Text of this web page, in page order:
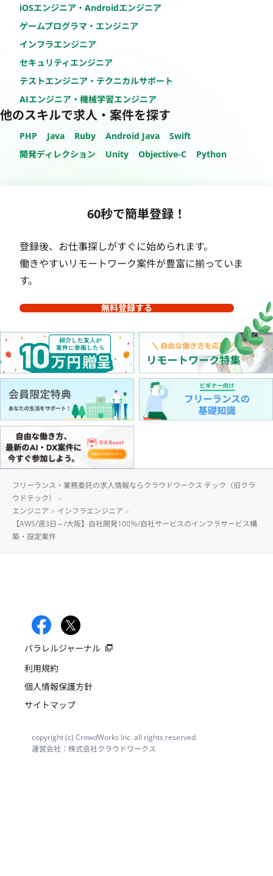
iOSエンジニア・Androidエンジニア
ゲームプログラマ・エンジニア
インフラエンジニア
セキュリティエンジニア
テストエンジニア・テクニカルサポート
AIエンジニア・機械学習エンジニア
他のスキルで求人・案件を探す
PHP Java Ruby Android Java
Swift
開発ディレクション
Unity Objective-C Python
60秒で簡単登録！
登録後、お仕事探しがすぐに始められます。
働きやすいリモートワーク案件が豊富に揃っていま
す。
無料登録する
フリーランス・業務委託の求人情報ならクラウドワークス テック（旧クラ
ウドテック）
エンジニア
インフラエンジニア
【AWS/週3日～/大阪】自社開発100％/自社サービスのインフラサービス構
築・設定案件
パラレルジャーナル
利用規約
個人情報保護方針
サイトマップ
copyright (c) CrowdWorks Inc. all rights reserved.
運営会社：株式会社クラウドワークス